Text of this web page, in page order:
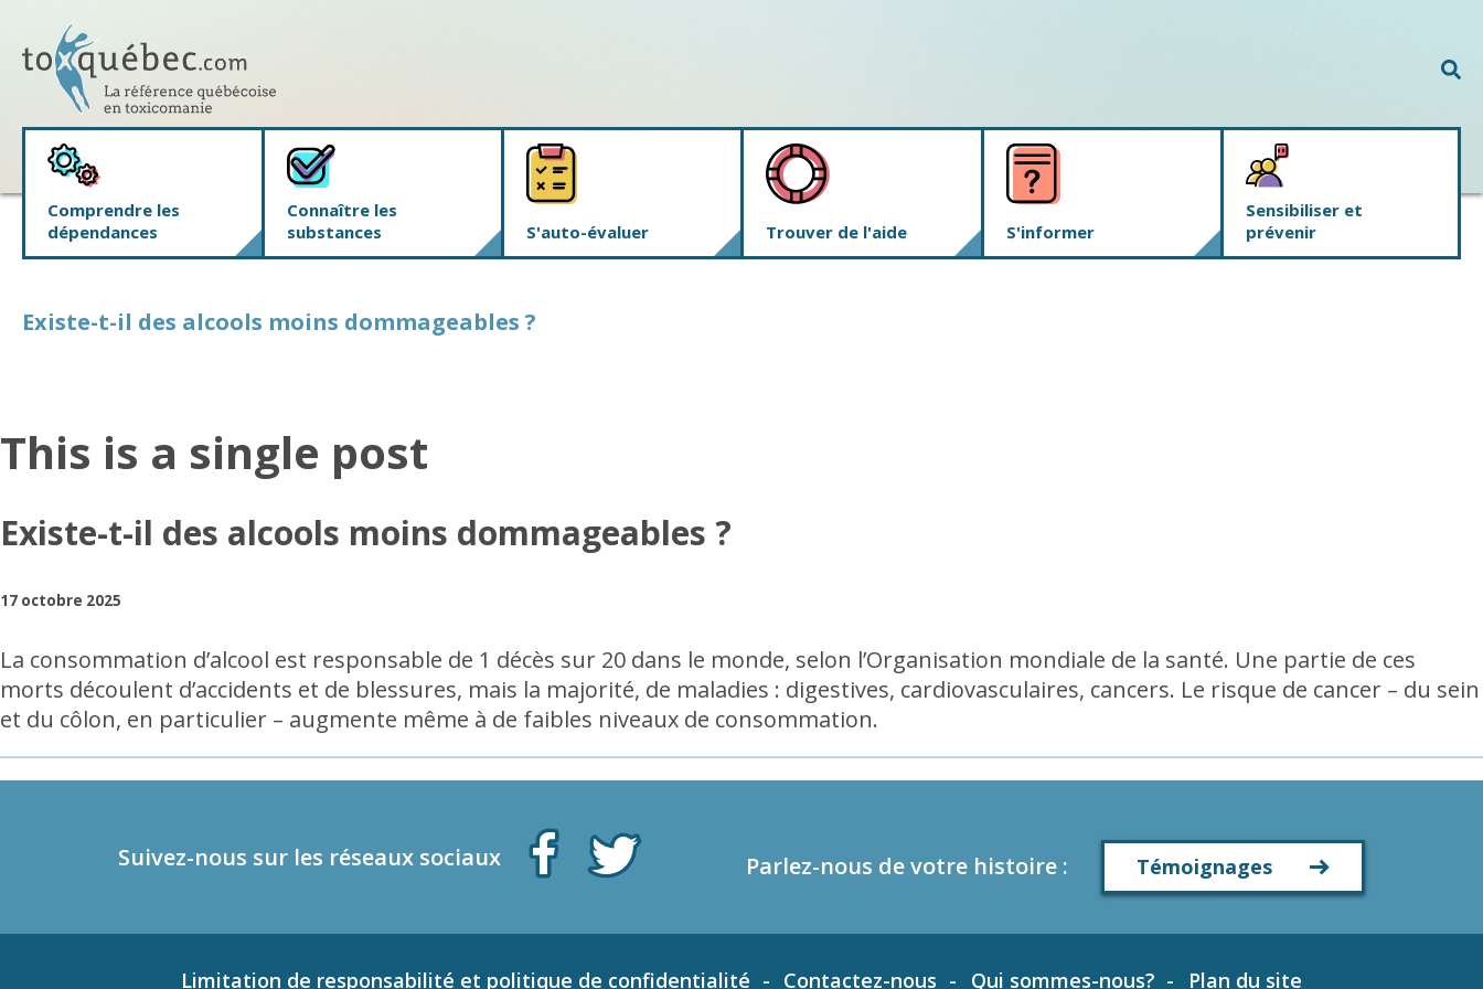
Comprendre les
dépendances
Connaître les
substances
S'auto-évaluer Trouver de l'aide S'informer
Sensibiliser et
prévenir
Existe-t-il des alcools moins dommageables ?
This is a single post
Existe-t-il des alcools moins dommageables ?
17 octobre 2025
La consommation d’alcool est responsable de 1 décès sur 20 dans le monde, selon l’Organisation mondiale de la santé. Une partie de ces
morts découlent d’accidents et de blessures, mais la majorité, de maladies : digestives, cardiovasculaires, cancers. Le risque de cancer – du sein
et du côlon, en particulier – augmente même à de faibles niveaux de consommation.
Suivez-nous sur les réseaux sociaux Parlez-nous de votre histoire : Témoignages
Limitation de responsabilité et politique de confidentialité Contactez-nous Qui sommes-nous? Plan du site